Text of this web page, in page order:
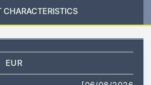
CHARACTERISTICS
EUR